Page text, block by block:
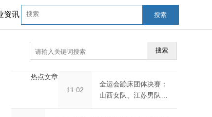
资讯 搜索
搜索
热点文章
11:02
全运会蹦床团体决赛：
山西女队、江苏男队夺